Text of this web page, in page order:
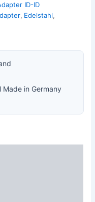
ID-ID
, Edelstahl,
Made in Germany